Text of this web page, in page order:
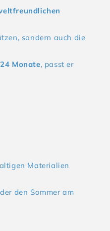
sondern auch die
Monate, passt er
Materialien
den Sommer am